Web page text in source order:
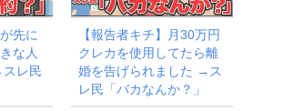
先に
な人
レ民
【報告者キチ】月30万円
クレカを使用してたら離
婚を告げられました →ス
レ民「バカなんか？」